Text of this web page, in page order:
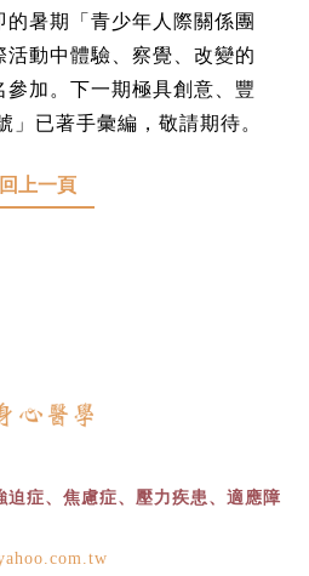
的暑期「青少年人際關係團
動中體驗、察覺、改變的
加。下一期極具創意、豐
」已著手彙編，敬請期待。
回上一頁
症、焦慮症、壓力疾患、適應障